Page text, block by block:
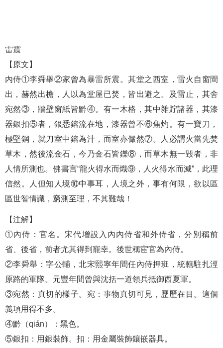
雷震
【原文】
內侍①李舜舉②家曾為暴雷所震。其堂之西室，雷火自窗間
出，赫然出檐，人以為堂屋已焚，皆出避之。及雷止，其舍
宛然③，牆壁窗紙皆黔④。有一木格，其中雜貯諸器，其漆
器銀扣⑤者，銀悉鎔流在地，漆器曾不⑥焦灼。有一寶刀，
極堅鋼，就刀室中鎔為汁，而室亦儼然⑦。人必謂火當先焚
草木，然後流金石，今乃金石皆鑠⑧，而草木無一毀者，非
人情所測也。佛書言“龍火得水而熾⑨，人火得水而滅”，此理
信然。人但知人境⑩中事耳，人境之外，事有何限，欲以區
區世智情識，窮測至理，不其難哉！
【注解】
①內侍：官名。宋代增設入內內侍省和外侍省，分別稱前
省、後省，前者尤其得到寵幸。後世稱宦官為內侍。
②李舜舉：字公輔，北宋熙寧年間任內侍押班，統轄駐扎涇
原路的軍隊。元豐年間曾與沈括一道領兵抵御西夏軍。
③宛然：真切的樣子。宛：事物真切可見，歷歷在目。這個
義項用得不多。
④黔（qián）：黑色。
⑤銀扣：用銀裝飾。扣：用金屬裝飾鑲嵌器具。